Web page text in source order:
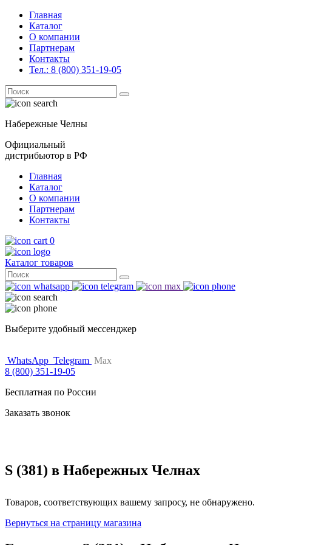
Главная
Каталог
О компании
Партнерам
Контакты
Тел.: 8 (800) 351-19-05
Поиск
for:
Набережные Челны
Официальный
дистрибьютор в РФ
Главная
Каталог
О компании
Партнерам
Контакты
0
Каталог товаров
Поиск
for:
Выберите удобный мессенджер
WhatsApp Telegram Max
8 (800) 351-19-05
Бесплатная по России
Заказать звонок
S (381) в Набережных Челнах
Товаров, соответствующих вашему запросу, не обнаружено.
Вернуться на страницу магазина